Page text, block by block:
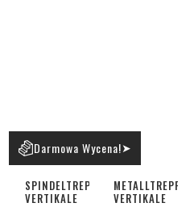
SPINDELTREPPE
VERTIKALE
METALLTREPPE
VERTIKALE
Darmowa Wycena!➤